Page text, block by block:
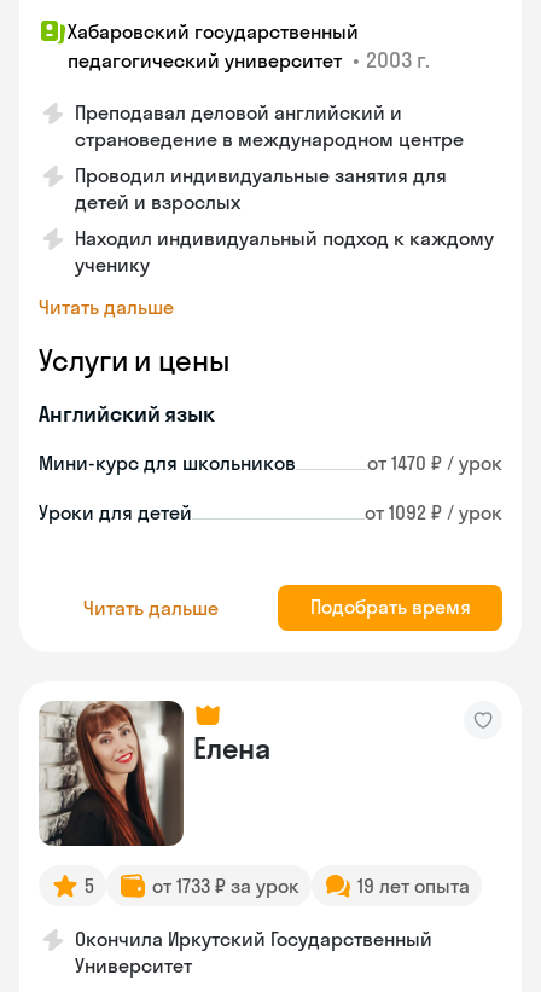
Хабаровский государственный
педагогический университет • 2003 г.
Преподавал деловой английский и
страноведение в международном центре
Проводил индивидуальные занятия для
детей и взрослых
Находил индивидуальный подход к каждому
ученику
Читать дальше
Услуги и цены
Английский язык
Мини-курс для школьников от 1470 ₽ / урок
Уроки для детей от 1092 ₽ / урок
Читать дальше Подобрать время
Елена
5 от 1733 ₽ за урок 19 лет опыта
Окончила Иркутский Государственный
Университет